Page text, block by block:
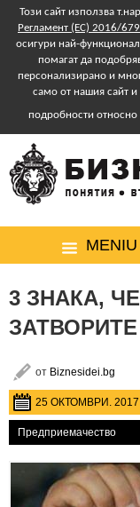
Този сайт използва
Регламент (ЕС) 2016/
осигури най-
помагат да
персонализирано и
само от нашия сайт
подробности относно
MENIU
3 ЗНАКА,
от Biznesidei.bg
25 ОКТОМВРИ. 2017
Предприемачество